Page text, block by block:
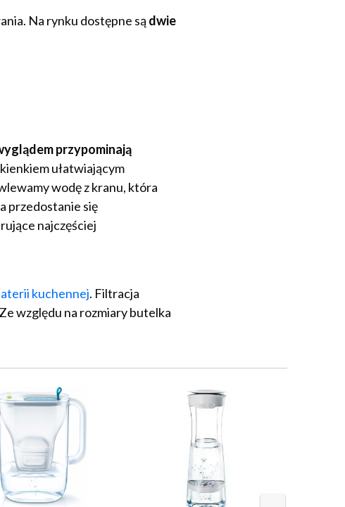
Na rynku dostępne są dwie
przypominają
ułatwiającym
wodę z kranu, która
przedostanie się
najczęściej
kuchennej. Filtracja
względu na rozmiary butelka